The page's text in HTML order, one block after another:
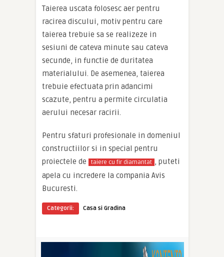
Taierea uscata folosesc aer pentru
racirea discului, motiv pentru care
taierea trebuie sa se realizeze in
sesiuni de cateva minute sau cateva
secunde, in functie de duritatea
materialului. De asemenea, taierea
trebuie efectuata prin adancimi
scazute, pentru a permite circulatia
aerului necesar racirii.
Pentru sfaturi profesionale in domeniul
constructiilor si in special pentru
proiectele de
taiere cu fir diamantat , puteti
apela cu incredere la compania Avis
Bucuresti.
Categorii: Casa si Gradina